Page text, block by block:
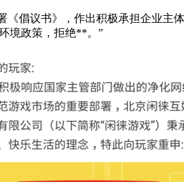
《倡议书》，作出积极承担企业主
境政策，拒绝**。”